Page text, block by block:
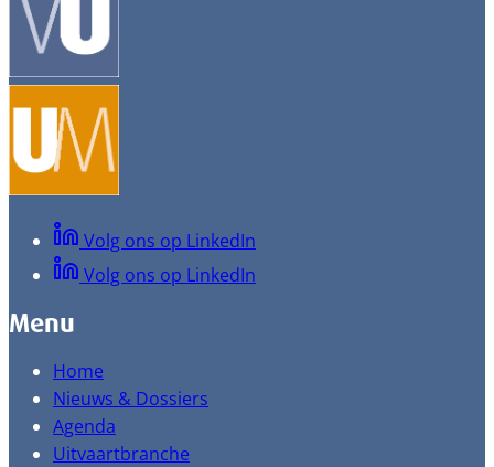
Volg ons op LinkedIn
Volg ons op LinkedIn
Menu
Home
Nieuws & Dossiers
Agenda
Uitvaartbranche